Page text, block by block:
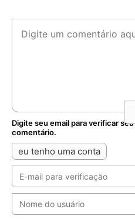
Digite seu email para verificar seu
comentário.
eu tenho uma conta